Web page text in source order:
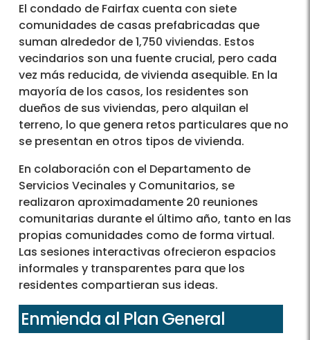
El condado de Fairfax cuenta con siete
comunidades de casas prefabricadas que
suman alrededor de 1,750 viviendas. Estos
vecindarios son una fuente crucial, pero cada
vez más reducida, de vivienda asequible. En la
mayoría de los casos, los residentes son
dueños de sus viviendas, pero alquilan el
terreno, lo que genera retos particulares que no
se presentan en otros tipos de vivienda.
En colaboración con el Departamento de
Servicios Vecinales y Comunitarios, se
realizaron aproximadamente 20 reuniones
comunitarias durante el último año, tanto en las
propias comunidades como de forma virtual.
Las sesiones interactivas ofrecieron espacios
informales y transparentes para que los
residentes compartieran sus ideas.
Enmienda al Plan General